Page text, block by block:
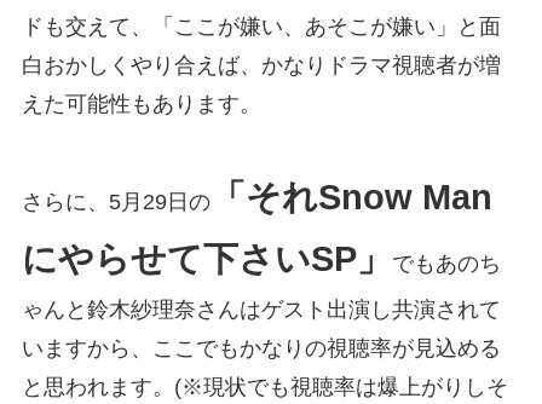
ドも交えて、「ここが嫌い、あそこが嫌い」と面
白おかしくやり合えば、かなりドラマ視聴者が増
えた可能性もあります。
さらに、5月29日の「それSnow Man
にやらせて下さいSP」
でもあのち
ゃんと鈴木紗理奈さんはゲスト出演し共演されて
いますから、ここでもかなりの視聴率が見込める
と思われます。(※現状でも視聴率は爆上がりしそ